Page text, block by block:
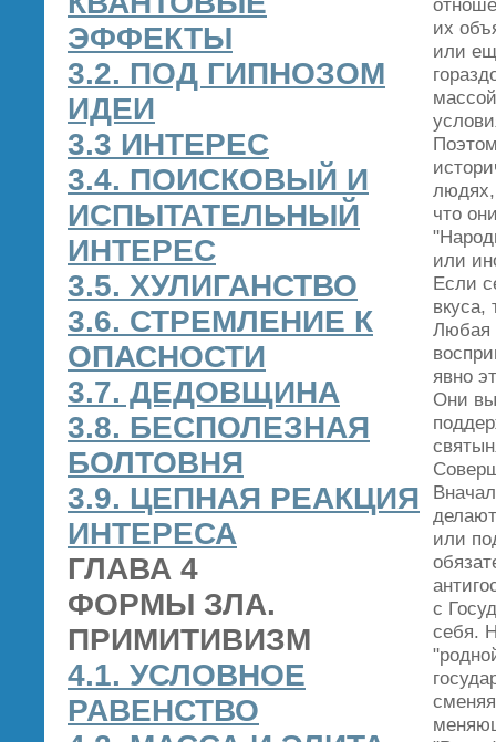
ЭФФЕКТЫ
3.2. ПОД ГИПНОЗОМ
ИДЕИ
3.3 ИНТЕРЕС
3.4. ПОИСКОВЫЙ И
ИСПЫТАТЕЛЬНЫЙ
ИНТЕРЕС
3.5. ХУЛИГАНСТВО
3.6. СТРЕМЛЕНИЕ К
ОПАСНОСТИ
3.7. ДЕДОВЩИНА
3.8. БЕСПОЛЕЗНАЯ
БОЛТОВНЯ
3.9. ЦЕПНАЯ РЕАКЦИЯ
ИНТЕРЕСА
ГЛАВА 4
ФОРМЫ ЗЛА.
ПРИМИТИВИЗМ
4.1. УСЛОВНОЕ
РАВЕНСТВО
их
или
людях,
что
или
Если
вкуса,
Любая
явно
Они
или
с
себя.